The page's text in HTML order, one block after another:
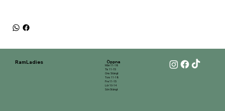
RamLadies
Mån 11-18
Tis 11-15
Ons Stängt
Tors 11-18
Fre 11-15
Lör 10-14
Sön Stängt
Öppna